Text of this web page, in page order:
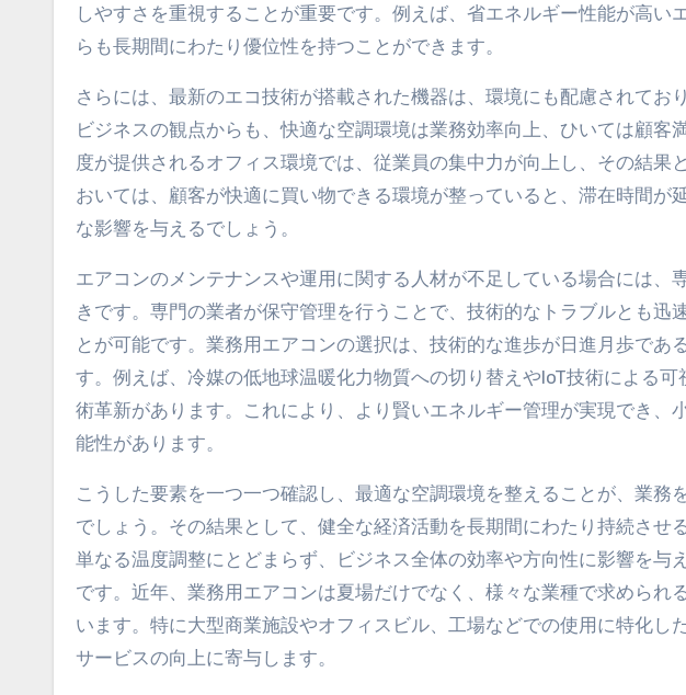
しやすさを重視することが重要です。例えば、省エネルギー性能が高い
らも長期間にわたり優位性を持つことができます。
さらには、最新のエコ技術が搭載された機器は、環境にも配慮されてお
ビジネスの観点からも、快適な空調環境は業務効率向上、ひいては顧客
度が提供されるオフィス環境では、従業員の集中力が向上し、その結果
おいては、顧客が快適に買い物できる環境が整っていると、滞在時間が
な影響を与えるでしょう。
エアコンのメンテナンスや運用に関する人材が不足している場合には、
きです。専門の業者が保守管理を行うことで、技術的なトラブルとも迅
とが可能です。業務用エアコンの選択は、技術的な進歩が日進月歩であ
す。例えば、冷媒の低地球温暖化力物質への切り替えやIoT技術による
術革新があります。これにより、より賢いエネルギー管理が実現でき、
能性があります。
こうした要素を一つ一つ確認し、最適な空調環境を整えることが、業務
でしょう。その結果として、健全な経済活動を長期間にわたり持続させ
単なる温度調整にとどまらず、ビジネス全体の効率や方向性に影響を与
です。近年、業務用エアコンは夏場だけでなく、様々な業種で求められ
います。特に大型商業施設やオフィスビル、工場などでの使用に特化し
サービスの向上に寄与します。